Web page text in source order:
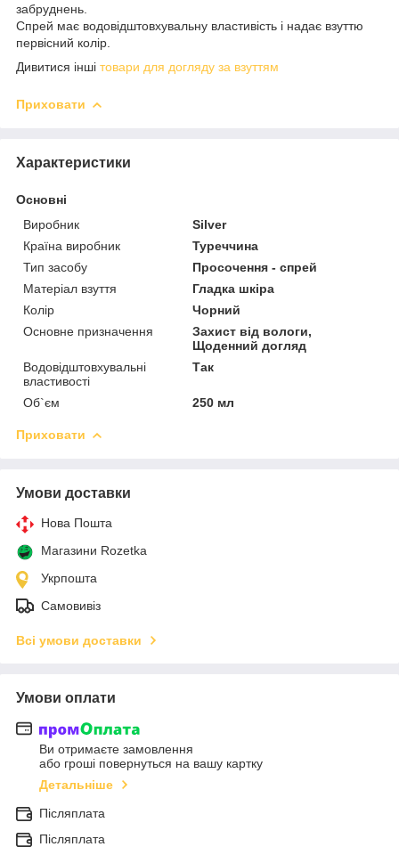
забруднень.
Спрей має водовідштовхувальну властивість і надає взуттю
первісний колір.
Дивитися інші товари для догляду за взуттям
Приховати
Характеристики
Основні
Виробник
Silver
Країна виробник
Туреччина
Тип засобу
Просочення - спрей
Матеріал взуття
Гладка шкіра
Колір
Чорний
Основне призначення
Захист від вологи,
Щоденний догляд
Водовідштовхувальні
властивості
Так
Об`єм 250 мл
Приховати
Умови доставки
Нова Пошта
Магазини Rozetka
Укрпошта
Самовивіз
Всі умови доставки
Умови оплати
Ви отримаєте замовлення
або гроші повернуться на вашу картку
Детальніше
Післяплата
Післяплата